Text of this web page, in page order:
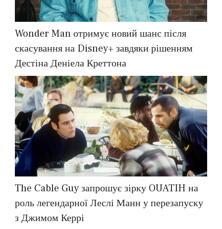
Wonder Man отримує новий шанс після
скасування на Disney+ завдяки рішенням
Дестіна Деніела Креттона
The Cable Guy запрошує зірку OUATIH на
роль легендарної Леслі Манн у перезапуску
з Джимом Керрі